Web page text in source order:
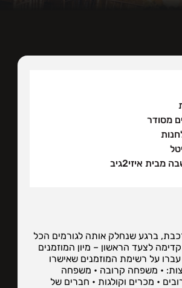
מסודר
איזי2גיב
ברגע שנחלק אותה לגורמים הכל
לצעד הראשון – מיון המוזמנים
עברו על רשימת המוזמנים שאישרו
• משפחה קרובה • משפחה
• מכרים וקולגות • חברים של